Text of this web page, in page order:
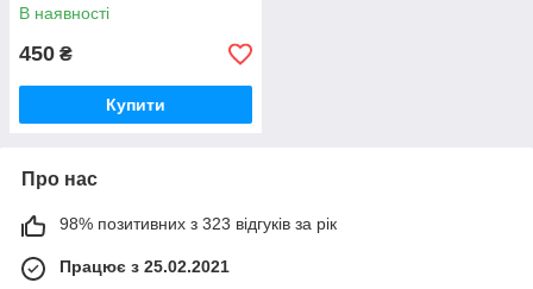
В наявності
450 ₴
Купити
Про нас
98% позитивних з 323 відгуків за рік
Працює з 25.02.2021